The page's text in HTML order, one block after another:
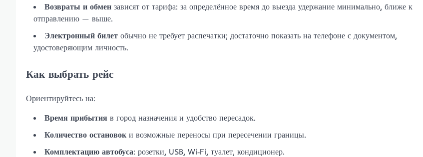
Возвраты и обмен зависят от тарифа: за определённое время до выезда удержание минимально, ближе к
отправлению — выше.
Электронный билет обычно не требует распечатки; достаточно показать на телефоне с документом,
удостоверяющим личность.
Как выбрать рейс
Ориентируйтесь на:
Время прибытия в город назначения и удобство пересадок.
Количество остановок и возможные переносы при пересечении границы.
Комплектацию автобуса: розетки, USB, Wi‑Fi, туалет, кондиционер.